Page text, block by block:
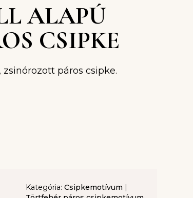
ALAPÚ
CSIPKE
páros csipke.
Kategória: Csipkemotívum |